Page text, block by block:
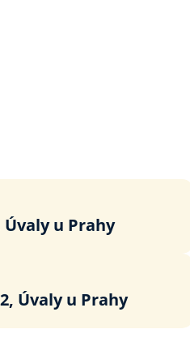
Úvaly u Prahy
Úvaly u Prahy